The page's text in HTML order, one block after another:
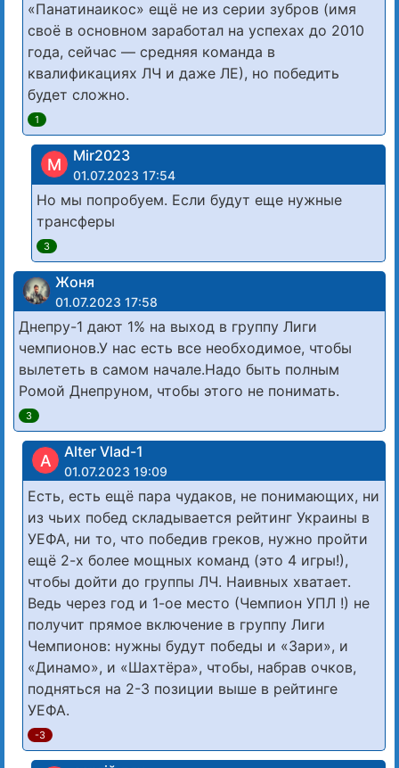
«Панатинаикос» ещё не из серии зубров (имя
своё в основном заработал на успехах до 2010
года, сейчас — средняя команда в
квалификациях ЛЧ и даже ЛЕ), но победить
будет сложно.
1
M Mir2023
01.07.2023 17:54
Но мы попробуем. Если будут еще нужные
трансферы
3
Жоня
01.07.2023 17:58
Днепру-1 дают 1% на выход в группу Лиги
чемпионов.У нас есть все необходимое, чтобы
вылететь в самом начале.Надо быть полным
Ромой Днепруном, чтобы этого не понимать.
3
A Alter Vlad-1
01.07.2023 19:09
Есть, есть ещё пара чудаков, не понимающих, ни
из чьих побед складывается рейтинг Украины в
УЕФА, ни то, что победив греков, нужно пройти
ещё 2-х более мощных команд (это 4 игры!),
чтобы дойти до группы ЛЧ. Наивных хватает.
Ведь через год и 1-ое место (Чемпион УПЛ !) не
получит прямое включение в группу Лиги
Чемпионов: нужны будут победы и «Зари», и
«Динамо», и «Шахтёра», чтобы, набрав очков,
подняться на 2-3 позиции выше в рейтинге
УЕФА.
-3